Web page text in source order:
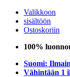
Valikkoon
sisältöön
Ostoskoriin
100%
Suomi:
Vähintään 1